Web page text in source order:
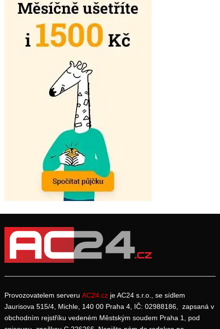
Provozovatelem serveru AC24.cz je AC24 s.r.o., se sídlem
Jaurisova 515/4, Michle, 140 00 Praha 4, IČ: 02988186, zapsaná v
obchodním rejstříku vedeném Městským soudem Praha 1, pod